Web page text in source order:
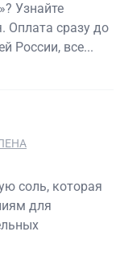
Узнайте
Оплата сразу до
России, все...
соль, которая
для